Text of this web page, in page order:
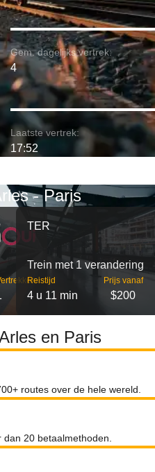
Gem. dagelijks vertrek:
4
Laatste vertrek:
17:52
- Paris
TER
Trein met 1 verandering
Reistijd
4 u 11 min
Prijs vanaf
$200
en Paris
routes over de hele wereld.
20 betaalmethoden.